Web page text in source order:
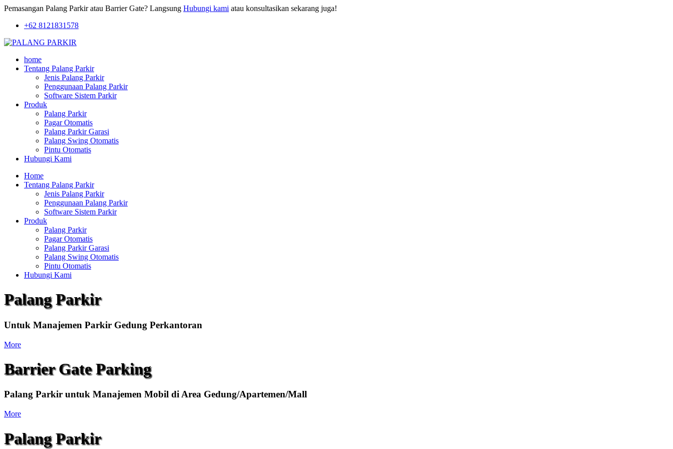
Pemasangan Palang Parkir atau Barrier Gate? Langsung Hubungi kami atau konsultasikan sekarang juga!
+62 8121831578
home
Tentang Palang Parkir
Jenis Palang Parkir
Penggunaan Palang Parkir
Software Sistem Parkir
Produk
Palang Parkir
Pagar Otomatis
Palang Parkir Garasi
Palang Swing Otomatis
Pintu Otomatis
Hubungi Kami
Home
Tentang Palang Parkir
Jenis Palang Parkir
Penggunaan Palang Parkir
Software Sistem Parkir
Produk
Palang Parkir
Pagar Otomatis
Palang Parkir Garasi
Palang Swing Otomatis
Pintu Otomatis
Hubungi Kami
Palang Parkir
Untuk Manajemen Parkir Gedung Perkantoran
More
Barrier Gate Parking
Palang Parkir untuk Manajemen Mobil di Area Gedung/Apartemen/Mall
More
Palang Parkir